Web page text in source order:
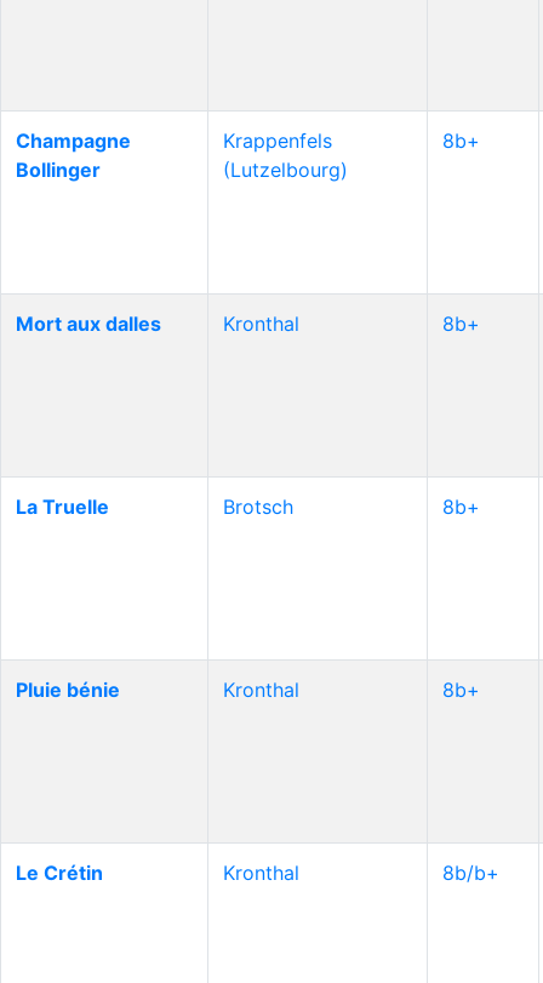
Champagne
Bollinger
Krappenfels
(Lutzelbourg)
8b+
Mort aux dalles Kronthal 8b+
La Truelle Brotsch 8b+
Pluie bénie Kronthal 8b+
Le Crétin Kronthal 8b/b+